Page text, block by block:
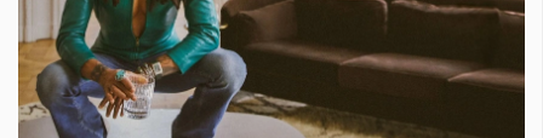
КАТЕГОРИИ ЗА НАС